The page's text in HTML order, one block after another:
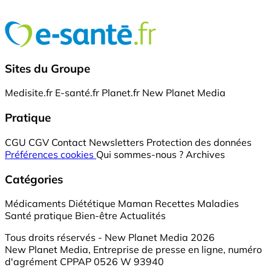
Sites du Groupe
Medisite.fr E-santé.fr Planet.fr New Planet Media
Pratique
CGU CGV Contact Newsletters Protection des données
Préférences cookies Qui sommes-nous ? Archives
Catégories
Médicaments Diététique Maman Recettes Maladies
Santé pratique Bien-être Actualités
Tous droits réservés - New Planet Media 2026
New Planet Media, Entreprise de presse en ligne, numéro
d'agrément CPPAP 0526 W 93940